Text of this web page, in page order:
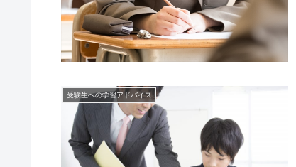
受験生への学習アドバイス